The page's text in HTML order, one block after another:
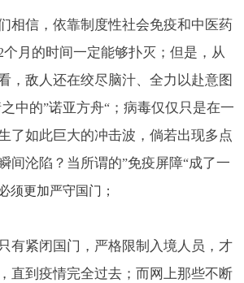
相信，依靠制度性社会免疫和中医药
个月的时间一定能够扑灭；但是，从
，敌人还在绞尽脑汁、全力以赴意图
中的”诺亚方舟“；病毒仅仅只是在一
了如此巨大的冲击波，倘若出现多点
间沦陷？当所谓的”免疫屏障“成了一
须更加严守国门；
有紧闭国门，严格限制入境人员，才
直到疫情完全过去；而网上那些不断